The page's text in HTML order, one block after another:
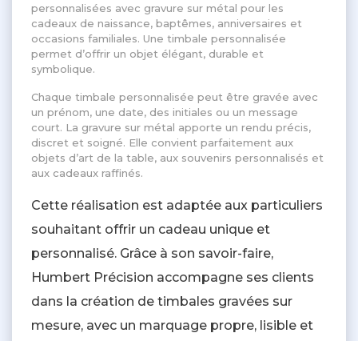
personnalisées avec gravure sur métal pour les
cadeaux de naissance, baptêmes, anniversaires et
occasions familiales. Une timbale personnalisée
permet d’offrir un objet élégant, durable et
symbolique.
Chaque timbale personnalisée peut être gravée avec
un prénom, une date, des initiales ou un message
court. La gravure sur métal apporte un rendu précis,
discret et soigné. Elle convient parfaitement aux
objets d’art de la table, aux souvenirs personnalisés et
aux cadeaux raffinés.
Cette réalisation est adaptée aux particuliers
souhaitant offrir un cadeau unique et
personnalisé. Grâce à son savoir-faire,
Humbert Précision accompagne ses clients
dans la création de timbales gravées sur
mesure, avec un marquage propre, lisible et